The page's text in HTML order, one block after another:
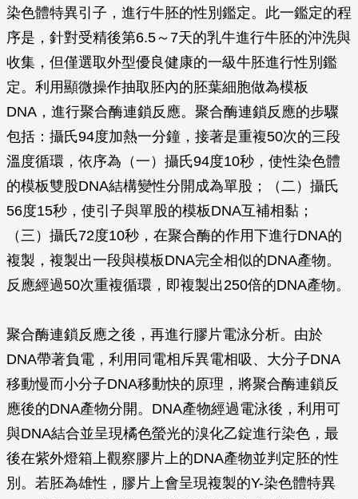
染色體特異引子，進行牛胚的性別鑑定。此一鑑定的程
序是，針對受精後第6.5～7天的乳牛進行牛胚的沖洗與
收集，但僅選取外型優良健康的一級牛胚進行性別鑑
定。利用顯微操作抽取胚內的胚葉細胞做為模板
DNA，進行聚合酶連鎖反應。聚合酶連鎖反應的步驟
包括：攝氏94度加熱一分鐘，接著是重複50次的三段
溫度循環，依序為（一）攝氏94度10秒，使性染色體
的模板雙股DNA結構變性分開成為單股；（二）攝氏
56度15秒，使引子與單股的模板DNA互補相黏；
（三）攝氏72度10秒，在聚合酶的作用下進行DNA的
複製，複製出一段與模板DNA完全相似的DNA產物。
反應經過50次重複循環，即複製出250倍的DNA產物。
聚合酶連鎖反應之後，再進行膠片電泳分析。由於
DNA帶著負電，利用同電相斥異電相吸、大分子DNA
移動慢而小分子DNA移動快的原理，將聚合酶連鎖反
應後的DNA產物分開。DNA產物經過電泳後，利用可
與DNA結合並呈現橘色螢光的溴化乙錠進行染色，最
後在紫外燈箱上觀察膠片上的DNA產物並判定胚的性
別。若胚為雄性，膠片上會呈現複製的Y-染色體特異